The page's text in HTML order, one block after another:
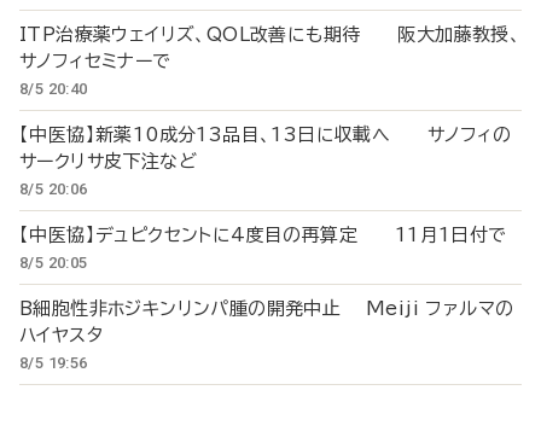
ITP治療薬ウェイリズ、QOL改善にも期待 阪大加藤教授、
サノフィセミナーで
8/5 20:40
【中医協】新薬10成分13品目、13日に収載へ サノフィの
サークリサ皮下注など
8/5 20:06
【中医協】デュピクセントに4度目の再算定 11月1日付で
8/5 20:05
B細胞性非ホジキンリンパ腫の開発中止 Meiji ファルマの
ハイヤスタ
8/5 19:56